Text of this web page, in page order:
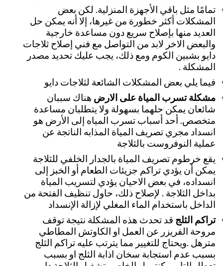
تمامًا مثل باقي الأجهزة المنزلية. لكن بعض
المشكلات أكثر خطورة من غيرها، إلا أنه يمكن حل
العديد منها بإصلاح سريع دون مساعدة خارجية
والبعض الاخر لابد من التواصل مع فني إصلاح ثلاجات
دايو بشبين الكوم ومع ذلك، يجب عليك تحديد مصدر
المشكلة .
فيما يلي بعض المشكلات الشائعة لثلاجات دايو
مشكلة تسرب المياة على الارض هناك سببان
شائعان يمكن حلهما بسهولة ولا يتطلبان مساعدة
متخصص. أحد أسباب تسرب المياه إلى الأرض هو
انسداد مجري تصريف المياة المذابه الناتجة عن
عملية النوفروست بالثلاجة
يقع خرطوم تصريف المياة بالجدار الخلفي للثلاجة
يمكن أن يؤدي تراكم جزيئات الطعام أو الخبز إلى
انسداده، في بعض الاحيان يؤدي لتسريب المياة
بداخل الثلاجة . لإصلاح ذلك، حاول تنظيف الفتحة من
الداخل باستخدام الماء المغلي لإزالة الإنسداد
تراكم الثلج قد تحدث هذه المشكلة نتيجة توقف
مروحة الفريزر عن العمل او الكاوتش المطاطي
مترهل .ويحتاج للتغيير مما يترتب عليه تراكم الثلج
بسبب عدم استجابة سخان اذابة الثلج او بسبب